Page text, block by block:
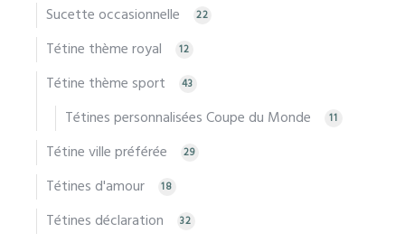
Sucette occasionnelle 22
Tétine thème royal 12
Tétine thème sport 43
Tétines personnalisées Coupe du Monde 11
Tétine ville préférée 29
Tétines d'amour 18
Tétines déclaration 32